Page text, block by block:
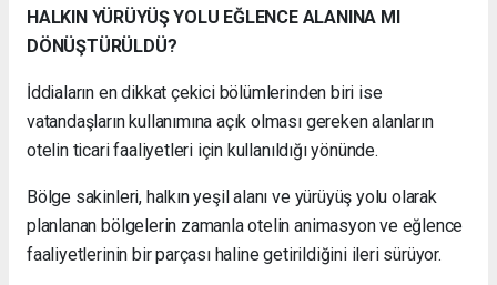
HALKIN YÜRÜYÜŞ YOLU EĞLENCE ALANINA MI
DÖNÜŞTÜRÜLDÜ?
İddiaların en dikkat çekici bölümlerinden biri ise
vatandaşların kullanımına açık olması gereken alanların
otelin ticari faaliyetleri için kullanıldığı yönünde.
Bölge sakinleri, halkın yeşil alanı ve yürüyüş yolu olarak
planlanan bölgelerin zamanla otelin animasyon ve eğlence
faaliyetlerinin bir parçası haline getirildiğini ileri sürüyor.